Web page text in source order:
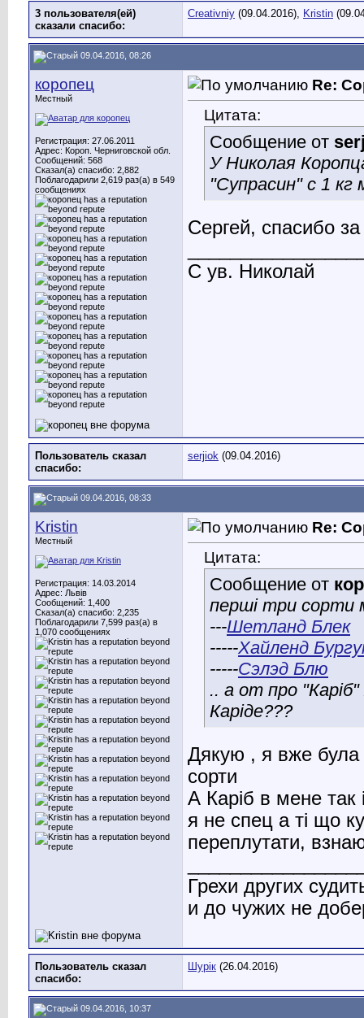
3 пользователя(ей)
сказали cпасибо:
Creativniy (09.04.2016), Kristin
09.04.2016, 08:26
коропец
Местный
Регистрация: 27.06.2011
Адрес: Короп. Черниговской обл.
Сообщений: 568
Сказал(а) спасибо: 2,882
Поблагодарили 2,619 раз(а) в 549
сообщениях
Re:
Цитата:
Сообщение от
У Николая
"Супрасин" с 1 кг
Сергей, спасибо за
С ув. Николай
Пользователь сказал
cпасибо:
serjiok (09.04.2016)
09.04.2016, 08:33
Kristin
Местный
Регистрация: 14.03.2014
Адрес: Львів
Сообщений: 1,400
Сказал(а) спасибо: 2,235
Поблагодарили 7,599 раз(а) в
1,070 сообщениях
Re:
Цитата:
Сообщение от
перші три сорти
---Шетланд Блек
-----Хайленд
-----Сэлэд Блю
.. а от про
Каріде???
Дякую , я вже була
сорти
А Каріб в мене так
я не спец а ті що
переплутати,
Грехи других
и до чужих не
Пользователь сказал
cпасибо:
Шурік (26.04.2016)
09.04.2016, 10:37